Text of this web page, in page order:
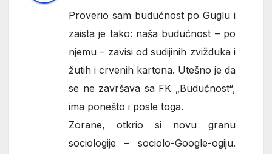
Proverio sam budućnost po Guglu i
zaista je tako: naša budućnost – po
njemu – zavisi od sudijinih zvižduka i
žutih i crvenih kartona. Utešno je da
se ne završava sa FK „Budućnost“,
ima ponešto i posle toga.
Zorane, otkrio si novu granu
sociologije – sociolo-Google-ogiju.